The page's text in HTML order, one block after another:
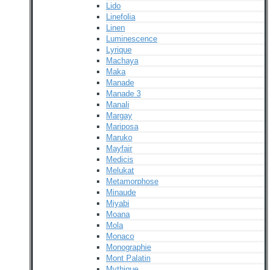
Lido
Linefolia
Linen
Luminescence
Lyrique
Machaya
Maka
Manade
Manade 3
Manali
Margay
Mariposa
Maruko
Mayfair
Medicis
Melukat
Metamorphose
Minaude
Miyabi
Moana
Mola
Monaco
Monographie
Mont Palatin